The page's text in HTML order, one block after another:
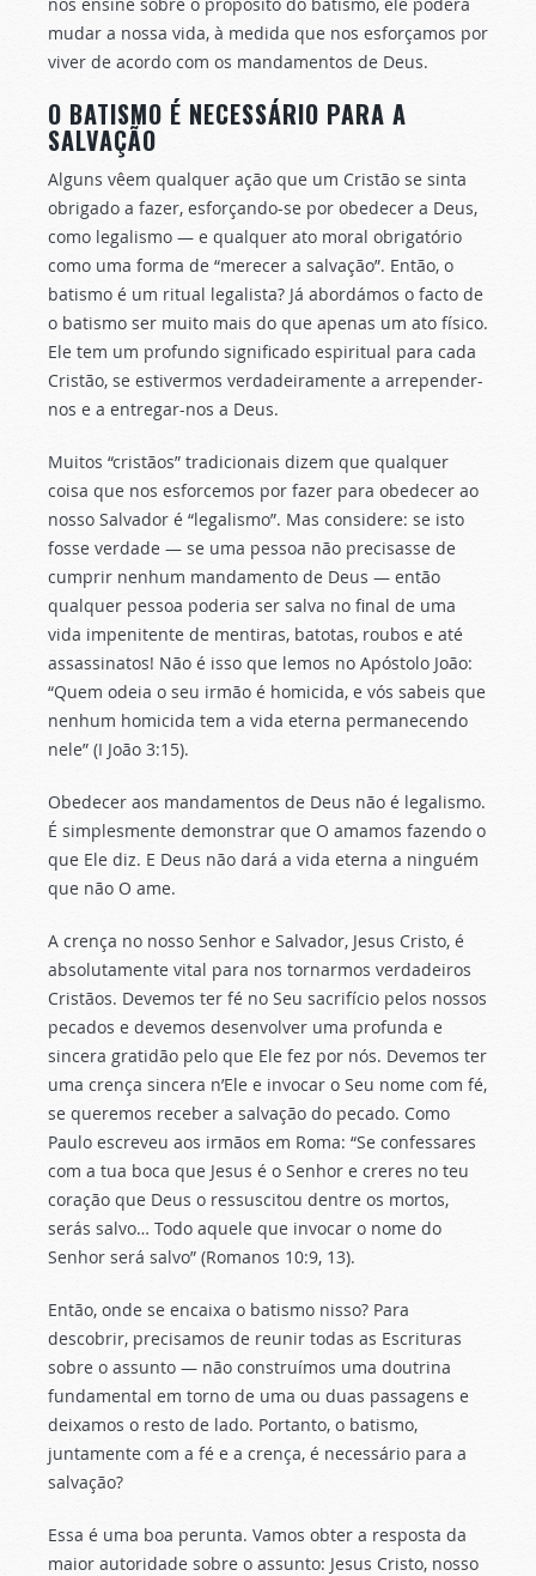
mudar a nossa vida, à medida que nos esforçamos por
viver de acordo com os mandamentos de Deus.
O BATISMO É NECESSÁRIO PARA A
SALVAÇÃO
Alguns vêem qualquer ação que um Cristão se sinta
obrigado a fazer, esforçando-se por obedecer a Deus,
como legalismo — e qualquer ato moral obrigatório
como uma forma de “merecer a salvação”. Então, o
batismo é um ritual legalista? Já abordámos o facto de
o batismo ser muito mais do que apenas um ato físico.
Ele tem um profundo significado espiritual para cada
Cristão, se estivermos verdadeiramente a arrepender-
nos e a entregar-nos a Deus.
Muitos “cristãos” tradicionais dizem que qualquer
coisa que nos esforcemos por fazer para obedecer ao
nosso Salvador é “legalismo”. Mas considere: se isto
fosse verdade — se uma pessoa não precisasse de
cumprir nenhum mandamento de Deus — então
qualquer pessoa poderia ser salva no final de uma
vida impenitente de mentiras, batotas, roubos e até
assassinatos! Não é isso que lemos no Apóstolo João:
“Quem odeia o seu irmão é homicida, e vós sabeis que
nenhum homicida tem a vida eterna permanecendo
nele” (I João 3:15).
Obedecer aos mandamentos de Deus não é legalismo.
É simplesmente demonstrar que O amamos fazendo o
que Ele diz. E Deus não dará a vida eterna a ninguém
que não O ame.
A crença no nosso Senhor e Salvador, Jesus Cristo, é
absolutamente vital para nos tornarmos verdadeiros
Cristãos. Devemos ter fé no Seu sacrifício pelos nossos
pecados e devemos desenvolver uma profunda e
sincera gratidão pelo que Ele fez por nós. Devemos ter
uma crença sincera n’Ele e invocar o Seu nome com fé,
se queremos receber a salvação do pecado. Como
Paulo escreveu aos irmãos em Roma: “Se confessares
com a tua boca que Jesus é o Senhor e creres no teu
coração que Deus o ressuscitou dentre os mortos,
serás salvo… Todo aquele que invocar o nome do
Senhor será salvo” (Romanos 10:9, 13).
Então, onde se encaixa o batismo nisso? Para
descobrir, precisamos de reunir todas as Escrituras
sobre o assunto — não construímos uma doutrina
fundamental em torno de uma ou duas passagens e
deixamos o resto de lado. Portanto, o batismo,
juntamente com a fé e a crença, é necessário para a
salvação?
Essa é uma boa perunta. Vamos obter a resposta da
maior autoridade sobre o assunto: Jesus Cristo, nosso